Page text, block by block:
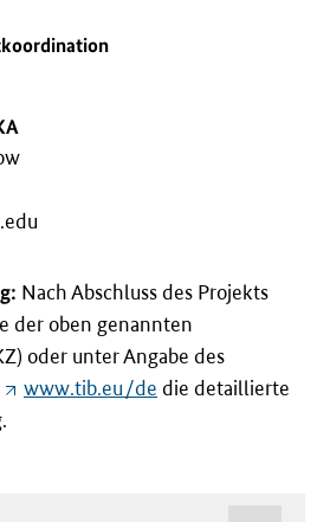
Nach Abschluss des Projekts
der oben genannten
oder unter Angabe des
www.tib.eu/de die detaillierte